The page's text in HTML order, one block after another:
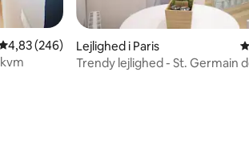
omtaler
ud af 5 i gennemsnitlig bedømmelse,
4,83 (246)
Lejlighed i Paris
Trendy lejlighed - St. Germain